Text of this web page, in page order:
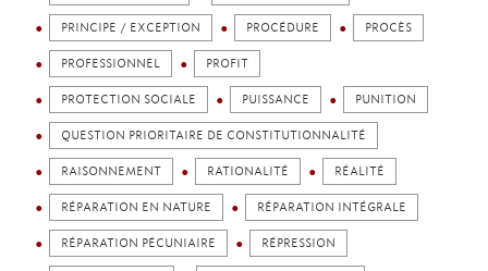
PRINCIPE / EXCEPTION PROCÉDURE PROCÈS
PROFESSIONNEL PROFIT
PROTECTION SOCIALE PUISSANCE PUNITION
QUESTION PRIORITAIRE DE CONSTITUTIONNALITÉ
RAISONNEMENT RATIONALITÉ RÉALITÉ
RÉPARATION EN NATURE RÉPARATION INTÉGRALE
RÉPARATION PÉCUNIAIRE RÉPRESSION